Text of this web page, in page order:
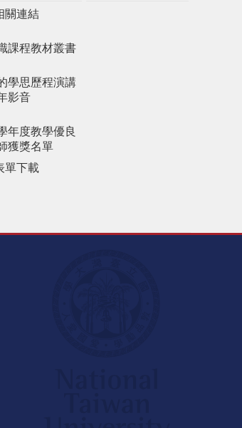
關連結
課程教材叢書
學思歷程演講
影音
年度教學優良
獲獎名單
單下載